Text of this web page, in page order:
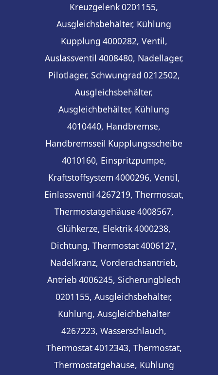
Kreuzgelenk0201155,
Ausgleichsbehälter, Kühlung
Kupplung 4000282, Ventil,
Auslassventil 4008480, Nadellager,
Pilotlager, Schwungrad 0212502,
Ausgleichsbehälter,
Ausgleichbehälter, Kühlung
4010440, Handbremse,
Handbremsseil Kupplungsscheibe
4010160, Einspritzpumpe,
Kraftstoffsystem 4000296, Ventil,
Einlassventil 4267219, Thermostat,
Thermostatgehäuse 4008567,
Glühkerze, Elektrik4000238,
Dichtung, Thermostat4006127,
Nadelkranz, Vorderachsantrieb,
Antrieb 4006245, Sicherungblech
0201155, Ausgleichsbehälter,
Kühlung, Ausgleichbehälter
4267223, Wasserschlauch,
Thermostat4012343, Thermostat,
Thermostatgehäuse, Kühlung